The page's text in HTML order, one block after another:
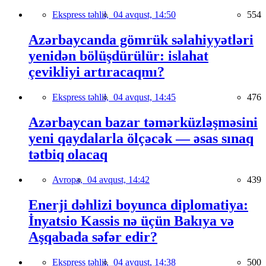
Ekspress təhlil, 04 avqust, 14:50 554
Azərbaycanda gömrük səlahiyyətləri
yenidən bölüşdürülür: islahat
çevikliyi artıracaqmı?
Ekspress təhlil, 04 avqust, 14:45 476
Azərbaycan bazar təmərküzləşməsini
yeni qaydalarla ölçəcək — əsas sınaq
tətbiq olacaq
Avropa, 04 avqust, 14:42 439
Enerji dəhlizi boyunca diplomatiya:
İnyatsio Kassis nə üçün Bakıya və
Aşqabada səfər edir?
Ekspress təhlil, 04 avqust, 14:38 500